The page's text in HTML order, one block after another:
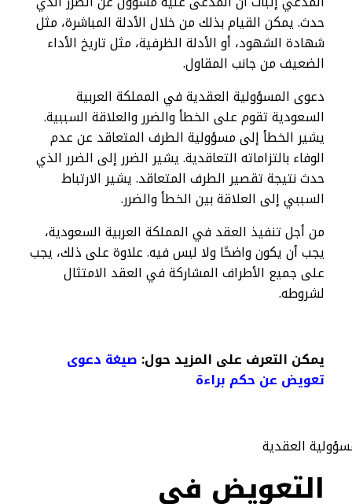
حدث. يمكن القيام بذلك من خلال الأدلة المباشرة، مثل
شهادة الشهود، أو الأدلة الظرفية، مثل تاريخ الأداء
الضعيف من جانب المقاول.
دعوى المسؤولية العقدية في المملكة العربية
السعودية تقوم على الخطأ والضرر والعلاقة السببية.
يشير الخطأ إلى مسؤولية الطرف المتعاقد عن عدم
الوفاء بالتزاماته التعاقدية. يشير الضرر إلى الضرر الذي
حدث نتيجة تقصير الطرف المتعاقد. يشير الارتباط
السببي إلى العلاقة بين الخطأ والضرر.
من أجل تنفيذ العقد في المملكة العربية السعودية،
يجب أن يكون واضحًا ولا لبس فيه. علاوة على ذلك، يجب
على جميع الأطراف المشاركة في العقد الامتثال
لشروطه.
يمكن التعرف على المزيد حول: صيغة دعوى
تعويض عن حكم براءة
التعويض في